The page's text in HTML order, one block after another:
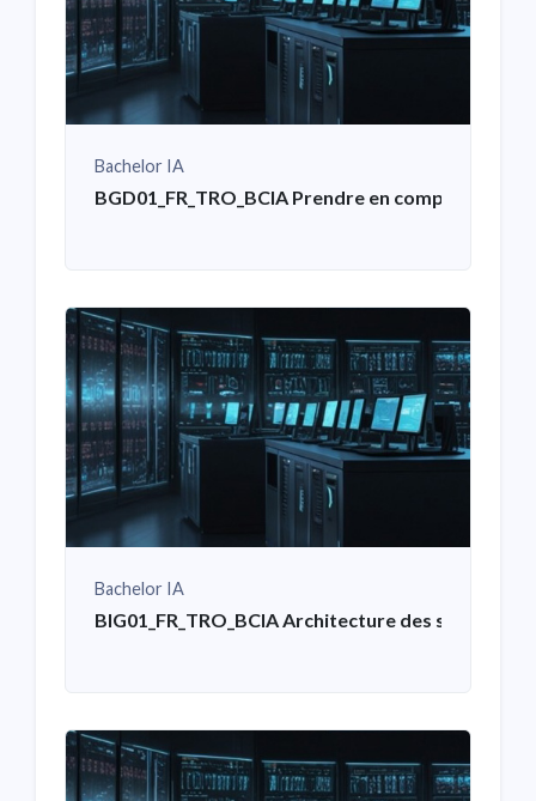
Bachelor IA
BGD01_FR_TRO_BCIA Prendre en compte les
Bachelor IA
BIG01_FR_TRO_BCIA Architecture des